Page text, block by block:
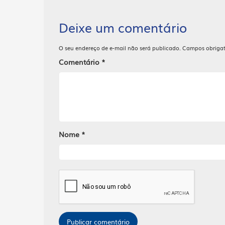
Deixe um comentário
O seu endereço de e-mail não será publicado. Campos
Comentário *
Nome *